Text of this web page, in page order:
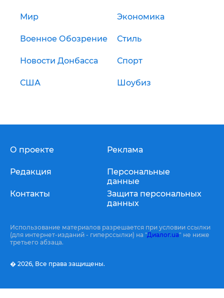
Мир Экономика
Военное Обозрение Стиль
Новости Донбасса Спорт
США Шоубиз
О проекте
Редакция
Контакты
Реклама
Персональные
данные
Защита персональных
данных
Использование материалов разрешается при условии ссылки
(для интернет-изданий - гиперссылки) на "Диалог.ua" не ниже
третьего абзаца.
� 2026, Все права защищены.